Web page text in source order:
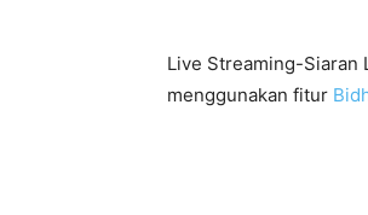
Live Streaming-Siaran
menggunakan fitur